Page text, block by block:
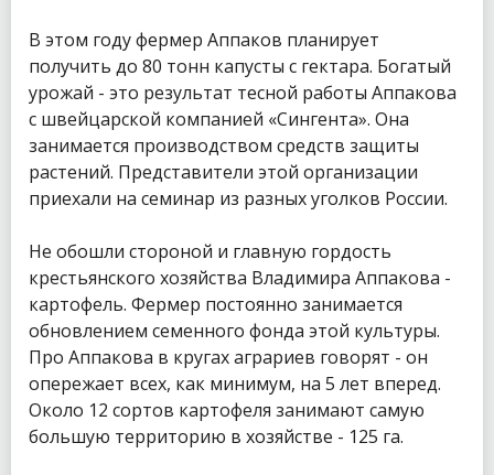
В этом году фермер Аппаков планирует
получить до 80 тонн капусты с гектара. Богатый
урожай - это результат тесной работы Аппакова
с швейцарской компанией «Сингента». Она
занимается производством средств защиты
растений. Представители этой организации
приехали на семинар из разных уголков России.
Не обошли стороной и главную гордость
крестьянского хозяйства Владимира Аппакова -
картофель. Фермер постоянно занимается
обновлением семенного фонда этой культуры.
Про Аппакова в кругах аграриев говорят - он
опережает всех, как минимум, на 5 лет вперед.
Около 12 сортов картофеля занимают самую
большую территорию в хозяйстве - 125 га.